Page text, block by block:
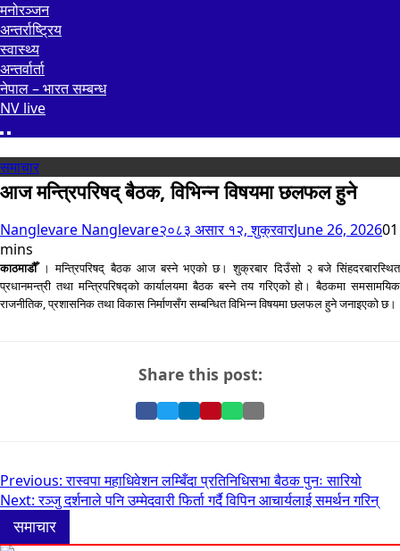
मनोरञ्जन
अन्तर्राष्ट्रिय
स्वास्थ्य
अन्तर्वार्ता
नेपाल – भारत सम्बन्ध
NV live
समाचार
आज मन्त्रिपरिषद् बैठक, विभिन्न विषयमा छलफल हुने
Nanglevare Nanglevare२०८३ असार १२, शुक्रवारJune 26, 202601
mins
काठमाडौँ । मन्त्रिपरिषद् बैठक आज बस्ने भएको छ। शुक्रबार दिउँसो २ बजे सिंहदरबारस्थित
प्रधानमन्त्री तथा मन्त्रिपरिषद्को कार्यालयमा बैठक बस्ने तय गरिएको हो। बैठकमा समसामयिक
राजनीतिक, प्रशासनिक तथा विकास निर्माणसँग सम्बन्धित विभिन्न विषयमा छलफल हुने जनाइएको छ।
Share this post:
Share
Share
Share
Pin
Pinterest
ShareShare
Post
navigation
Previous: रास्वपा महाधिवेशन लम्बिँदा प्रतिनिधिसभा बैठक पुनः सारियो
Next:रञ्जु दर्शनाले पनि उम्मेदवारी फिर्ता गर्दै विपिन आचार्यलाई समर्थन गरिन्
समाचार